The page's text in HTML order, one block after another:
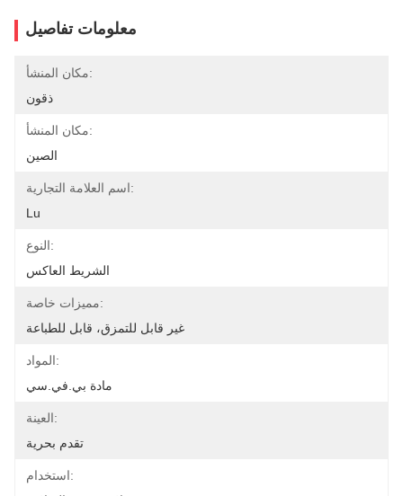
معلومات تفاصيل
مكان المنشأ:
ذقون
مكان المنشأ:
الصين
اسم العلامة التجارية:
Lu
النوع:
الشريط العاكس
مميزات خاصة:
غير قابل للتمزق، قابل للطباعة
المواد:
مادة بي.في.سي
العينة:
تقدم بحرية
استخدام: